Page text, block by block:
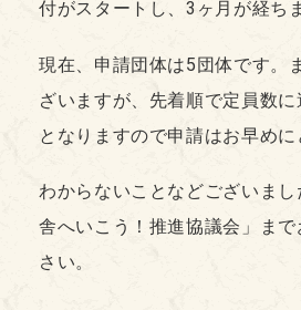
付がスタートし、3ヶ月が経ち
現在、申請団体は5団体です。
ざいますが、先着順で定員数に
となりますので申請はお早めに
わからないことなどございま
舎へいこう！推進協議会」ま
さい。